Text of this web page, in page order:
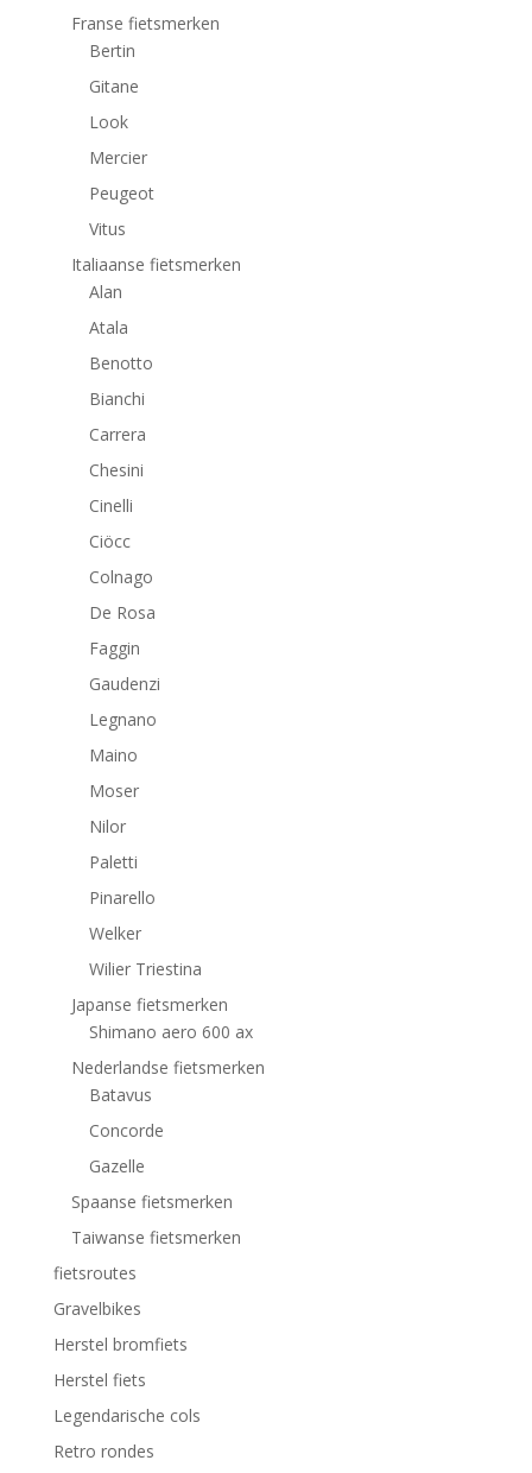
Franse fietsmerken
Bertin
Gitane
Look
Mercier
Peugeot
Vitus
Italiaanse fietsmerken
Alan
Atala
Benotto
Bianchi
Carrera
Chesini
Cinelli
Ciöcc
Colnago
De Rosa
Faggin
Gaudenzi
Legnano
Maino
Moser
Nilor
Paletti
Pinarello
Welker
Wilier Triestina
Japanse fietsmerken
Shimano aero 600 ax
Nederlandse fietsmerken
Batavus
Concorde
Gazelle
Spaanse fietsmerken
Taiwanse fietsmerken
fietsroutes
Gravelbikes
Herstel bromfiets
Herstel fiets
Legendarische cols
Retro rondes